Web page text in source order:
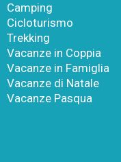
Camping
Cicloturismo
Trekking
Vacanze in Coppia
Vacanze in Famiglia
Vacanze di Natale
Vacanze Pasqua